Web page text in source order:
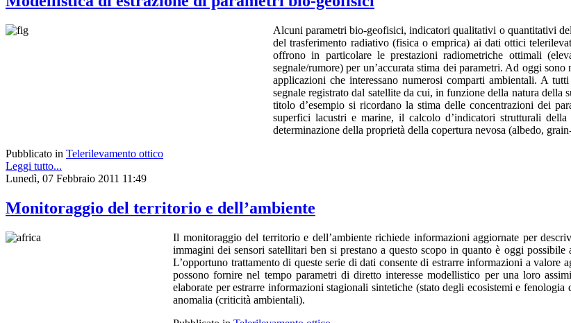
Alcuni parametri bio-geofisici, indicatori qualitativi o quantitativi
del trasferimento radiativo (fisica o emprica) ai dati ottici
offrono in particolare le prestazioni radiometriche ottimali
segnale/rumore) per un’accurata stima dei parametri. Ad oggi
applicazioni che interessano numerosi comparti ambientali. A
segnale registrato dal satellite da cui, in funzione della natura
titolo d’esempio si ricordano la stima delle concentrazioni dei
superfici lacustri e marine, il calcolo d’indicatori strutturali
determinazione della proprietà della copertura nevosa (albedo,
Pubblicato in Telerilevamento ottico
Leggi tutto...
Lunedì, 07 Febbraio 2011 11:49
Monitoraggio del territorio e dell’ambiente
Il monitoraggio del territorio e dell’ambiente richiede informazioni aggiornate per
immagini dei sensori satellitari ben si prestano a questo scopo in quanto è oggi
L’opportuno trattamento di queste serie di dati consente di estrarre informazioni a
possono fornire nel tempo parametri di diretto interesse modellistico per una loro
elaborate per estrarre informazioni stagionali sintetiche (stato degli ecosistemi e
anomalia (criticità ambientali).